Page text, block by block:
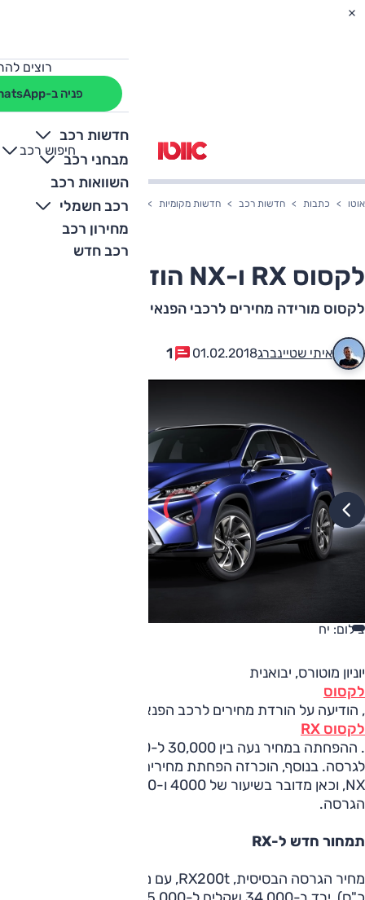
רוצים
פניה ב-WhatsApp
חדשות רכב
מבחני רכב
השוואות רכב
רכב חשמלי
מחירון רכב
רכב חדש
חיפוש רכב
+
-
אוטו כתבות חדשות רכב חדשות מקומיות לקסוס RX ו-NX הוזלו
לקסוס RX ו-NX הוזלו
לקסוס מורידה מחירים לרכבי הפנאי שלה
איתי שטיינברג01.02.2018
1
צילום: יח
יוניון מוטורס, יבואנית
לקסוס
, הודיעה על הורדת מחירים לרכב הפנאי בגודל בינוני,
לקסוס RX
לגרסה. בנוסף, הוכרזה הפחתת מחירים לרכב הפנאי הקומפקטי
הגרסה.
תמחור חדש ל-RX